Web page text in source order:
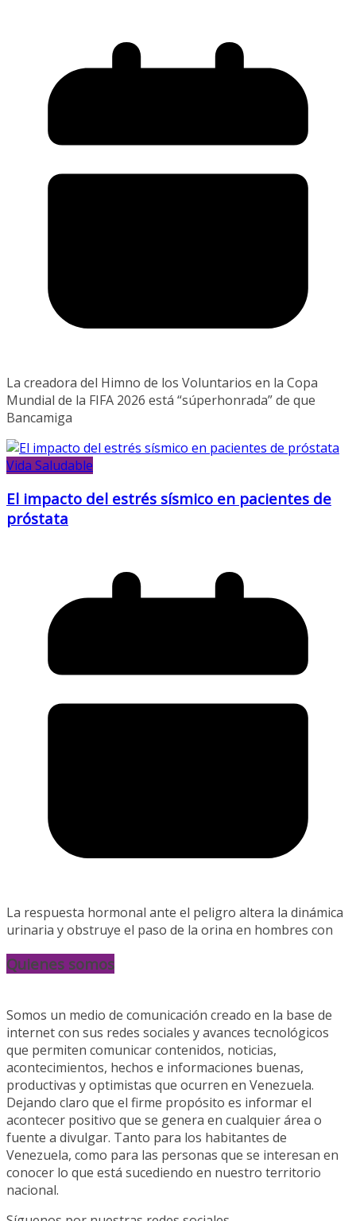
La creadora del Himno de los Voluntarios en la Copa
Mundial de la FIFA 2026 está “súperhonrada” de que
Bancamiga
Vida Saludable
El impacto del estrés sísmico en pacientes de
próstata
La respuesta hormonal ante el peligro altera la dinámica
urinaria y obstruye el paso de la orina en hombres con
Quienes somos
Somos un medio de comunicación creado en la base de
internet con sus redes sociales y avances tecnológicos
que permiten comunicar contenidos, noticias,
acontecimientos, hechos e informaciones buenas,
productivas y optimistas que ocurren en Venezuela.
Dejando claro que el firme propósito es informar el
acontecer positivo que se genera en cualquier área o
fuente a divulgar. Tanto para los habitantes de
Venezuela, como para las personas que se interesan en
conocer lo que está sucediendo en nuestro territorio
nacional.